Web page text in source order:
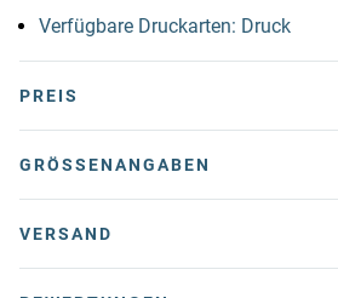
Verfügbare Druckarten: Druck
PREIS
GRÖSSENANGABEN
VERSAND